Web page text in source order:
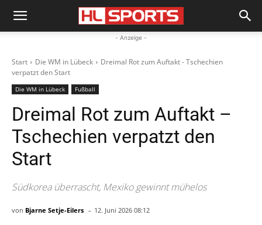
- Anzeige -
Start Die WM in Lübeck
Dreimal Rot zum Auftakt - Tschechien
verpatzt den Start
Die WM in Lübeck Fußball
Dreimal Rot zum Auftakt –
Tschechien verpatzt den
Start
Südkorea überrascht, Mexiko gewinnt mühelos
von Bjarne Setje-Eilers - 12. Juni 2026 08:12